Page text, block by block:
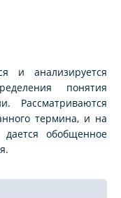
и анализируется
понятия
Рассматриваются
термина, и на
дается обобщенное